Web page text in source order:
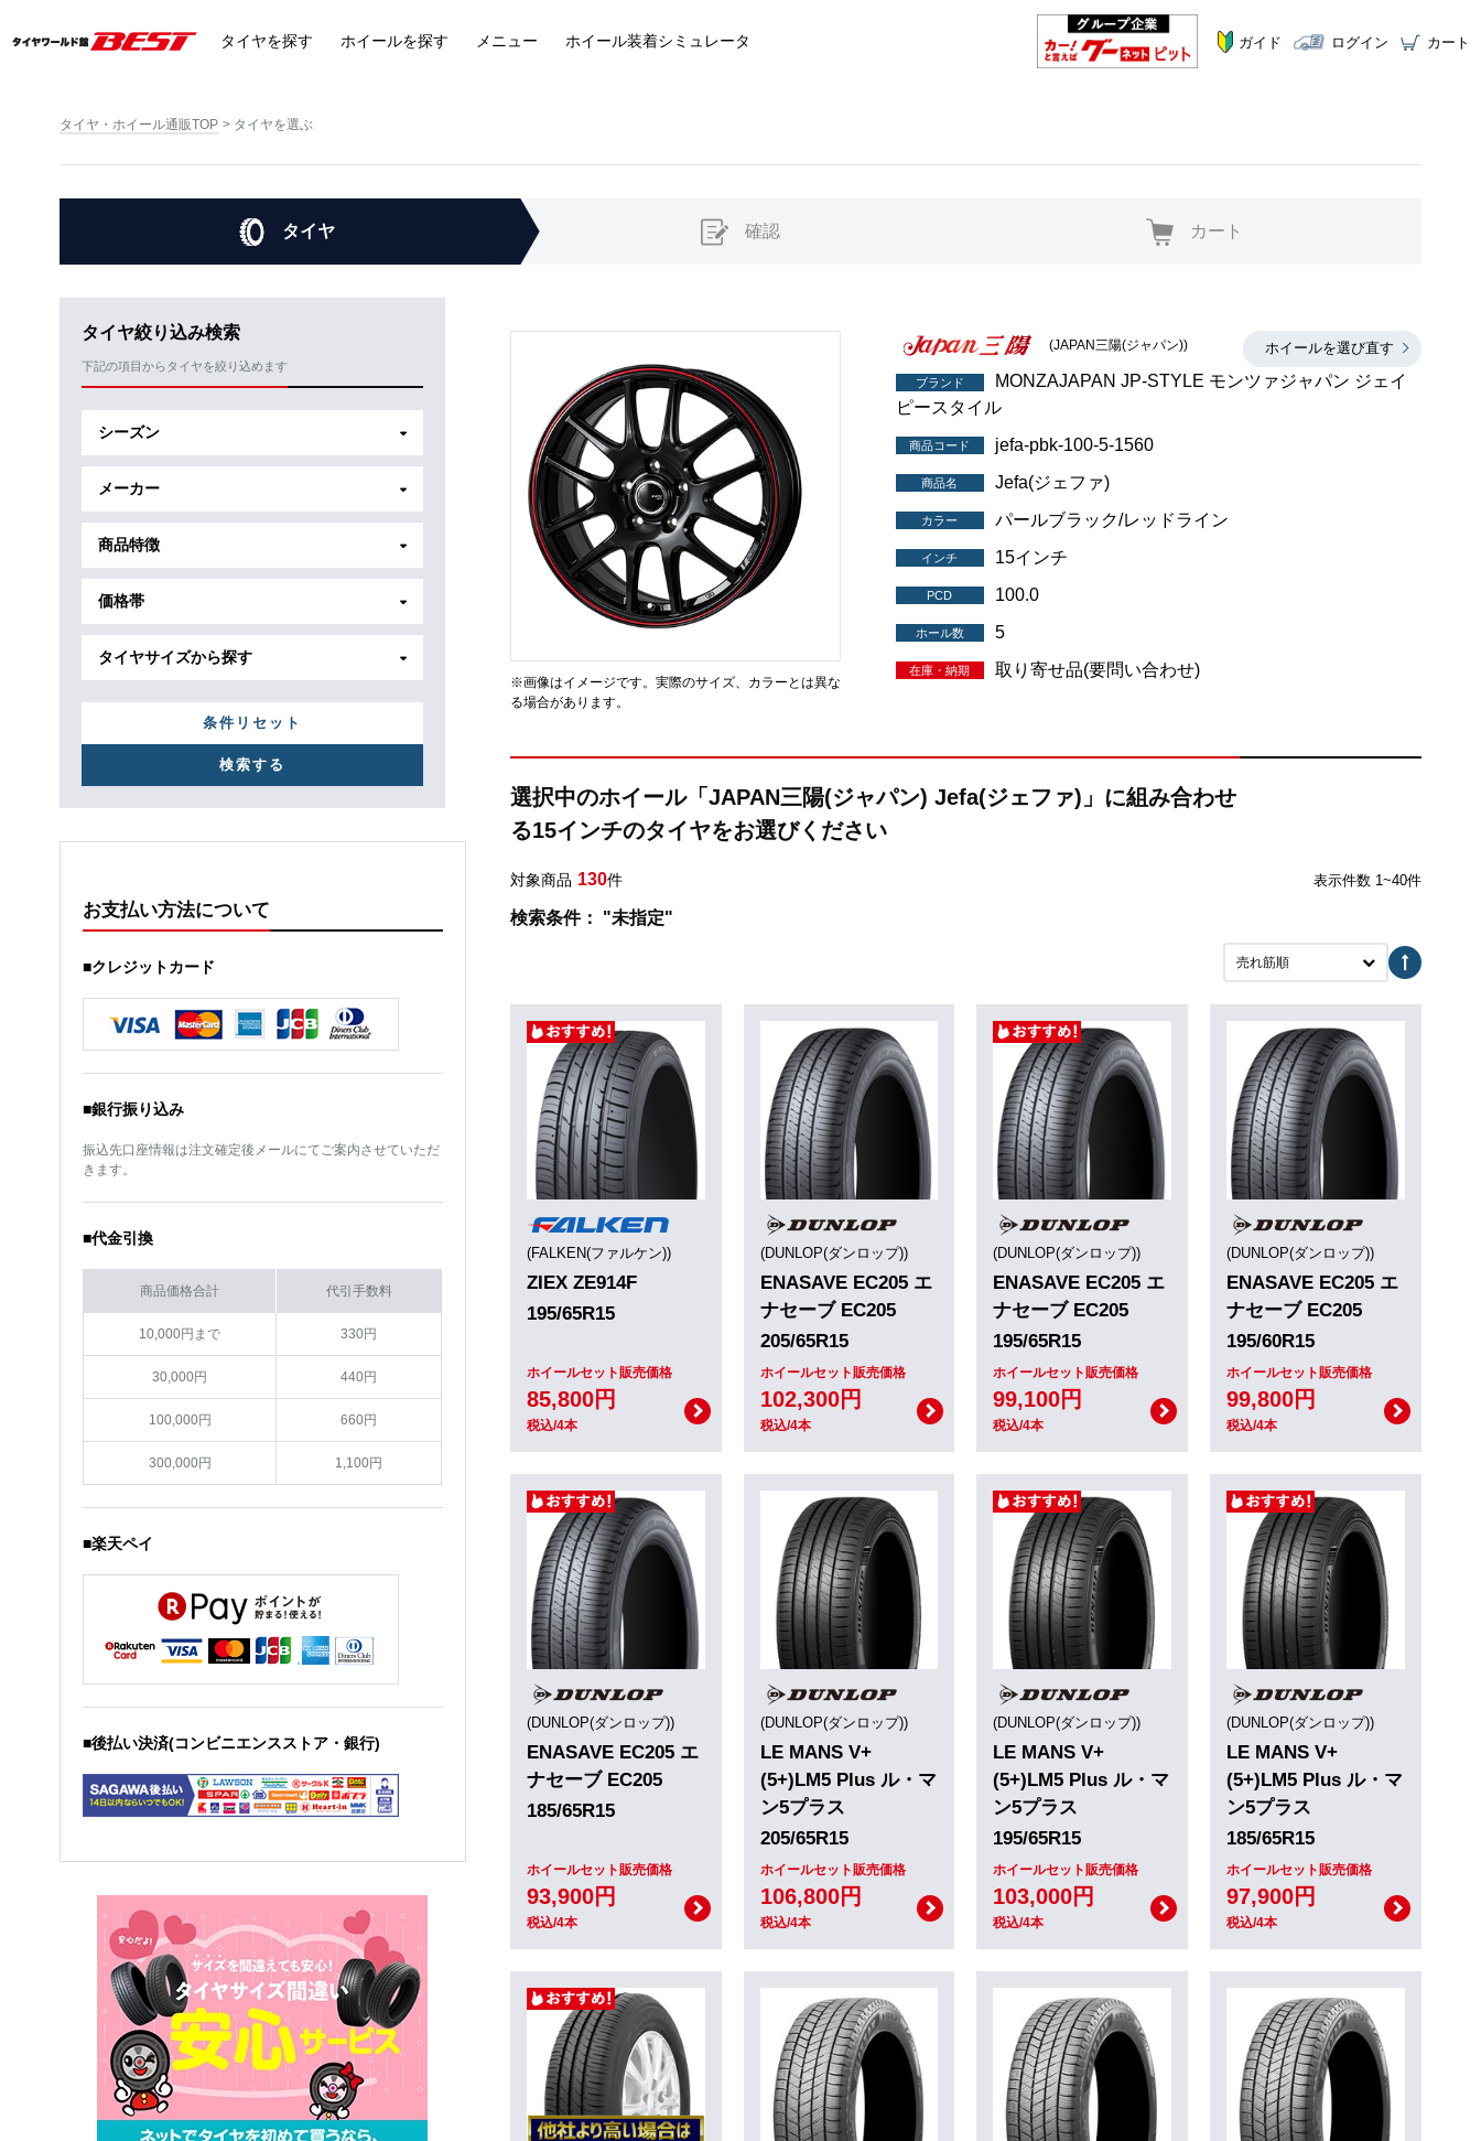
タイヤを探す ホイールを探す メニュー ホイール装着シミュレータ ガイド ログイン カート
タイヤ・ホイール通販TOP タイヤを選ぶ
タイヤ 確認 カート
タイヤ絞り込み検索
下記の項目からタイヤを絞り込めます
シーズン
メーカー
商品特徴
価格帯
タイヤサイズから探す
条件リセット
お支払い方法について
■クレジットカード
■銀行振り込み
振込先口座情報は注文確定後メールにてご案内させていただ
きます。
■代金引換
商品価格合計 代引手数料
10,000円まで 330円
30,000円 440円
100,000円 660円
300,000円 1,100円
■楽天ペイ
■後払い決済(コンビニエンスストア・銀行)
※画像はイメージです。実際のサイズ、カラーとは異な
る場合があります。
ホイールを選び直す
(JAPAN三陽(ジャパン))
ブランド
MONZAJAPAN JP-STYLE モンツァジャパン ジェイ
ピースタイル
商品コード jefa-pbk-100-5-1560
商品名 Jefa(ジェファ)
カラー パールブラック/レッドライン
インチ 15インチ
PCD 100.0
ホール数 5
在庫・納期 取り寄せ品(要問い合わせ)
選択中のホイール「JAPAN三陽(ジャパン) Jefa(ジェファ)」に組み合わせ
る15インチのタイヤをお選びください
対象商品 130件 表示件数 1~40件
検索条件： "未指定"
売れ筋順
(FALKEN(ファルケン))
ZIEX ZE914F
195/65R15
ホイールセット販売価格
85,800円
税込/4本
(DUNLOP(ダンロップ))
ENASAVE EC205 エ
ナセーブ EC205
205/65R15
ホイールセット販売価格
102,300円
税込/4本
(DUNLOP(ダンロップ))
ENASAVE EC205 エ
ナセーブ EC205
195/65R15
ホイールセット販売価格
99,100円
税込/4本
(DUNLOP(ダンロップ))
ENASAVE EC205 エ
ナセーブ EC205
195/60R15
ホイールセット販売価格
99,800円
税込/4本
(DUNLOP(ダンロップ))
ENASAVE EC205 エ
ナセーブ EC205
185/65R15
ホイールセット販売価格
93,900円
税込/4本
(DUNLOP(ダンロップ))
LE MANS V+
(5+)LM5 Plus ル・マ
ン5プラス
205/65R15
ホイールセット販売価格
106,800円
税込/4本
(DUNLOP(ダンロップ))
LE MANS V+
(5+)LM5 Plus ル・マ
ン5プラス
195/65R15
ホイールセット販売価格
103,000円
税込/4本
(DUNLOP(ダンロップ))
LE MANS V+
(5+)LM5 Plus ル・マ
ン5プラス
185/65R15
ホイールセット販売価格
97,900円
税込/4本